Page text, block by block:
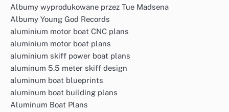
Albumy wyprodukowane przez Tue Madsena
Albumy Young God Records
aluminium motor boat CNC plans
aluminium motor boat plans
aluminium skiff power boat plans
aluminum 5.5 meter skiff design
aluminum boat blueprints
aluminum boat building plans
Aluminum Boat Plans